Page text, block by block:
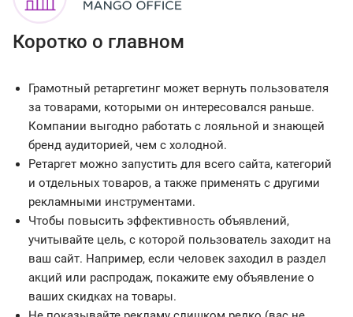
Коротко о главном
Грамотный ретаргетинг может вернуть пользователя
за товарами, которыми он интересовался раньше.
Компании выгодно работать с лояльной и знающей
бренд аудиторией, чем с холодной.
Ретаргет можно запустить для всего сайта, категорий
и отдельных товаров, а также применять с другими
рекламными инструментами.
Чтобы повысить эффективность объявлений,
учитывайте цель, с которой пользователь заходит на
ваш сайт. Например, если человек заходил в раздел
акций или распродаж, покажите ему объявление о
ваших скидках на товары.